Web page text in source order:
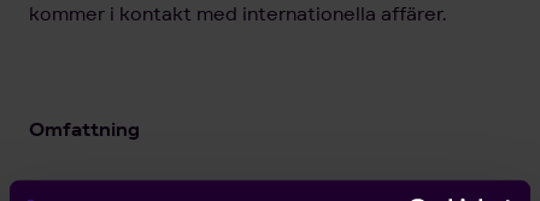
kommer i kontakt med internationella affärer.
Omfattning
Kursen genomförs digitalt via Microsoft Teams och